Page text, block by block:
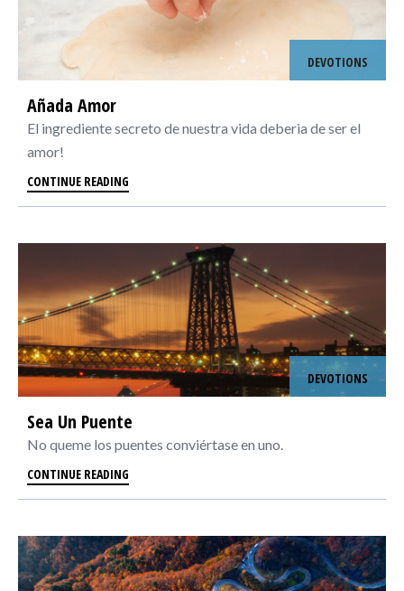
DEVOTIONS
Añada Amor
El ingrediente secreto de nuestra vida deberia de ser el
amor!
CONTINUE READING
DEVOTIONS
Sea Un Puente
No queme los puentes conviértase en uno.
CONTINUE READING